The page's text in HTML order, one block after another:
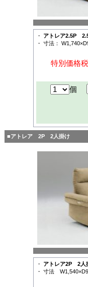
・ アトレア2.5P
・ 寸法：
特別価格
個
■アトレア 2P 2人掛け
・ アトレア2P 2人
・ 寸法